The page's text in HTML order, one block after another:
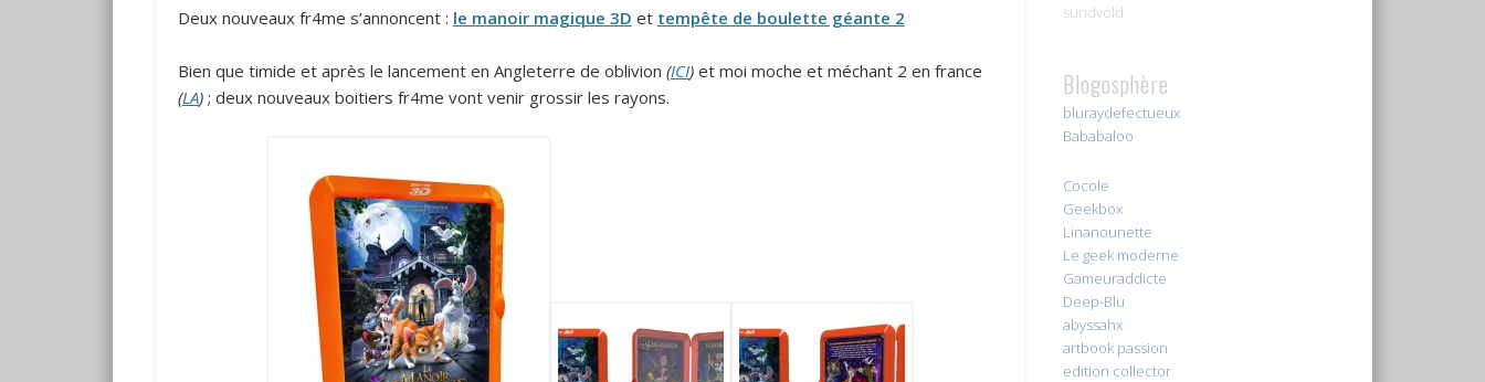
Deux nouveaux fr4me s’annoncent : le manoir magique 3D et tempête de boulette géante 2
Bien que timide et après le lancement en Angleterre de oblivion (ICI)et moi moche et méchant 2 en france
(LA); deux nouveaux boitiers fr4me vont venir grossir les rayons.
sundvold
Blogosphère
bluraydefectueux
Bababaloo
Cocole
Geekbox
Linanounette
Le geek moderne
Gameuraddicte
Deep-Blu
abyssahx
artbook passion
edition collector